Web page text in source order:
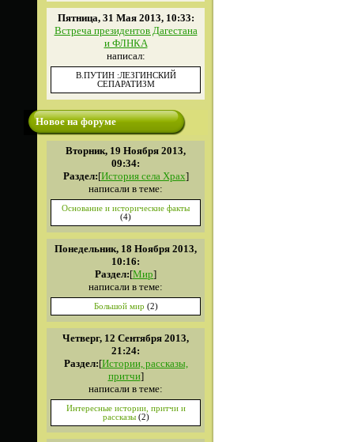
Пятница, 31 Мая 2013, 10:33:
Встреча президентов Дагестана
и ФЛНКА
написал:
В.ПУТИН :ЛЕЗГИНСКИЙ
СЕПАРАТИЗМ
Новое на форуме
Вторник, 19 Ноября 2013,
09:34:
Раздел:[История села Храх]
написали в теме:
Основание и исторические факты
(4)
Понедельник, 18 Ноября 2013,
10:16:
Раздел:[Мир]
написали в теме:
Большой мир (2)
Четверг, 12 Сентября 2013,
21:24:
Раздел:[Истории, рассказы,
притчи]
написали в теме:
Интересные истории, притчи и
рассказы (2)